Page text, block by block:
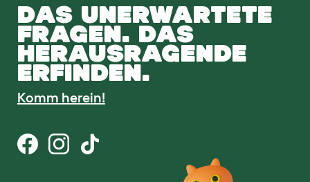
DAS UNERWARTETE
FRAGEN. DAS
HERAUSRAGENDE
ERFINDEN.
Komm herein!